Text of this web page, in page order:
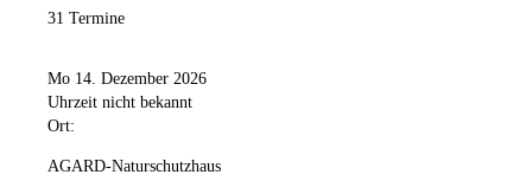
31 Termine
Mo 14. Dezember 2026
Uhrzeit nicht bekannt
Ort:
AGARD-Naturschutzhaus